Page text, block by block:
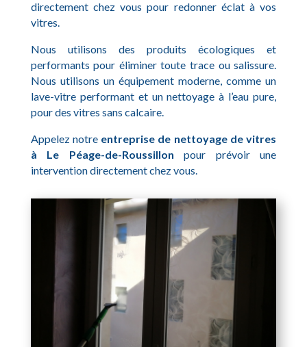
directement chez vous pour redonner éclat à vos
vitres.
Nous utilisons des produits écologiques et
performants pour éliminer toute trace ou salissure.
Nous utilisons un équipement moderne, comme un
lave-vitre performant et un nettoyage à l’eau pure,
pour des vitres sans calcaire.
Appelez notre entreprise de nettoyage de vitres
à Le Péage-de-Roussillon pour prévoir une
intervention directement chez vous.